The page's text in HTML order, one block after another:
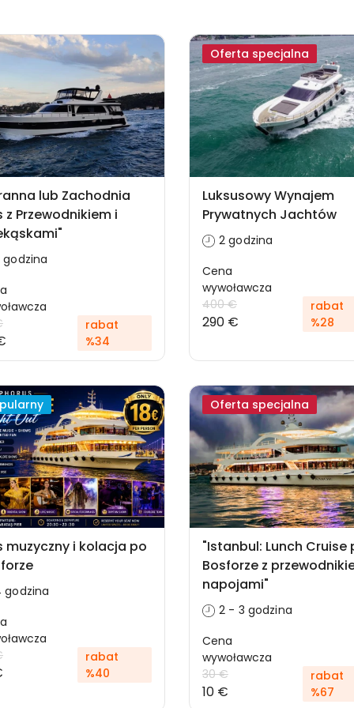
lub Zachodnia
z Przewodnikiem i
godzina
rabat
%34
Oferta specjalna
Luksusowy Wynajem
Prywatnych Jachtów
2 godzina
Cena
wywoławcza
400 €
290 €
rabat
%28
muzyczny i kolacja po
godzina
rabat
%40
Oferta specjalna
"Istanbul: Lunch Cruise
Bosforze z
napojami"
2 - 3 godzina
Cena
wywoławcza
30 €
10 €
rabat
%67